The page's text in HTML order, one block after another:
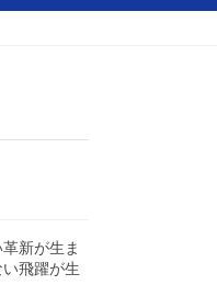
新が生ま
飛躍が生